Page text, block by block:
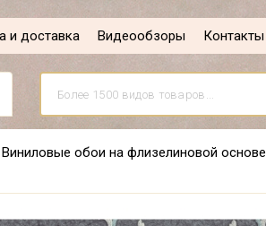
и доставка Видеообзоры Контакты
Виниловые обои на флизелиновой основе